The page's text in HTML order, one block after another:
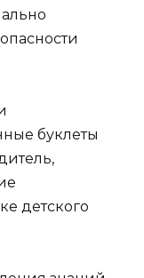
буклеты
детского